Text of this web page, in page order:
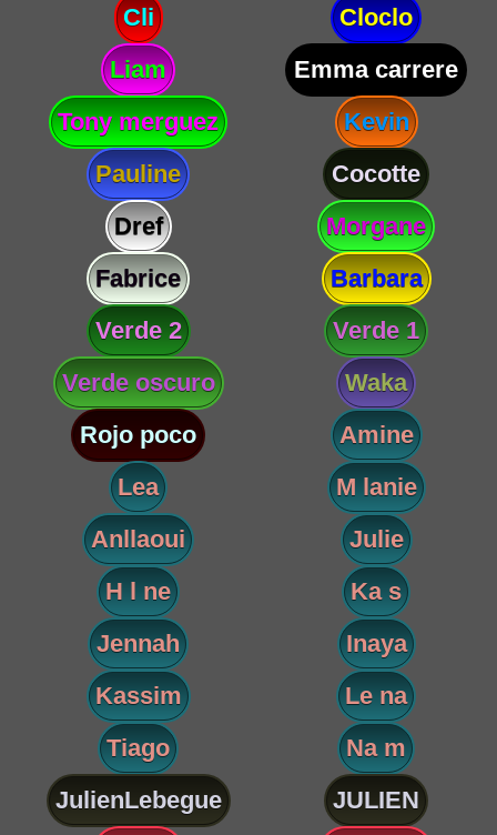
Cli
Cloclo
Liam
Emma carrere
Tony merguez
Kevin
Pauline
Cocotte
Dref
Morgane
Fabrice
Barbara
Verde 2
Verde 1
Verde oscuro
Waka
Rojo poco
Amine
Lea
M lanie
Anllaoui
Julie
H l ne
Ka s
Jennah
Inaya
Kassim
Le na
Tiago
Na m
JulienLebegue
JULIEN